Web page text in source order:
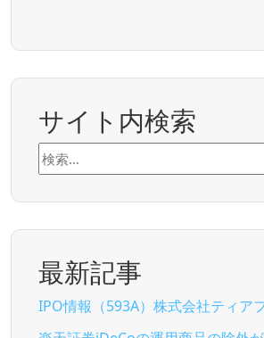
サイト内検索
検
索:
最新記事
IPO情報（593A）株式会社ティア